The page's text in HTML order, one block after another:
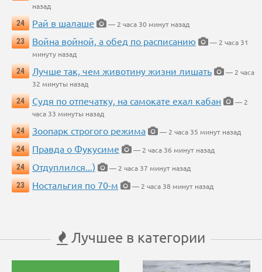
назад
24
Рай в шалаше
— 2 часа 30 минут назад
23
Война войной, а обед по расписанию
— 2 часа 31
минуту назад
24
Лучше так, чем животину жизни лишать
— 2 часа
32 минуты назад
24
Судя по отпечатку, на самокате ехал кабан
— 2
часа 33 минуты назад
24
Зоопарк строгого режима
— 2 часа 35 минут назад
24
Правда о Фукусиме
— 2 часа 36 минут назад
24
Отдуплился...)
— 2 часа 37 минут назад
23
Ностальгия по 70-м — 2 часа 38 минут назад
Лучшее в категории